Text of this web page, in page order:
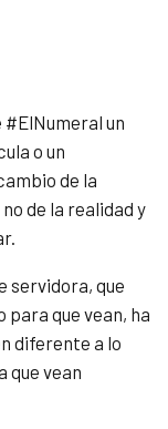
#ElNumeral un
o un
de la
de la realidad y
servidora, que
que vean, ha
diferente a lo
que vean